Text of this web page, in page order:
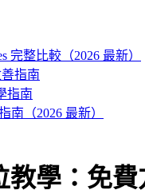
完整比較（2026 最新）
指南
指南
（2026 最新）
學：免